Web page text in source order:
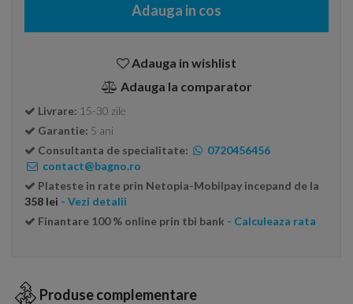
Adauga in cos
Adauga in wishlist
Adauga la comparator
Livrare: 15-30 zile
Garantie: 5 ani
Consultanta de specialitate:
0720456456
contact@bagno.ro
Plateste in rate prin Netopia-Mobilpay incepand de la
358 lei - Vezi detalii
Finantare 100 % online prin tbi bank - Calculeaza rata
Produse complementare